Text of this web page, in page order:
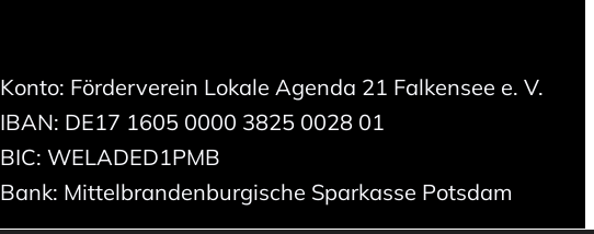
Konto: Förderverein Lokale Agenda 21 Falkensee e. V.
IBAN: DE17 1605 0000 3825 0028 01
BIC: WELADED1PMB
Bank: Mittelbrandenburgische Sparkasse Potsdam